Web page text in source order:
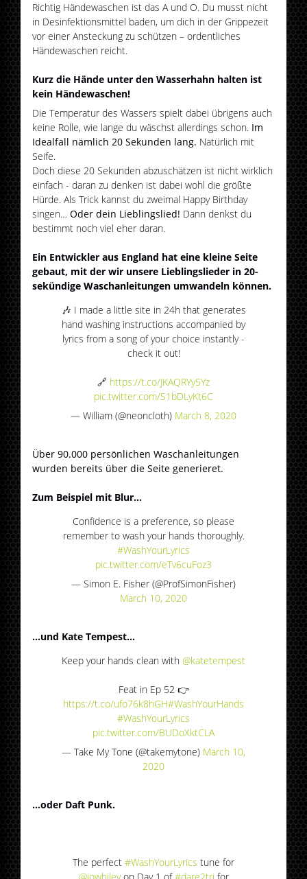
Richtig Händewaschen ist das A und O. Du musst nicht
in Desinfektionsmittel baden, um dich in der Grippezeit
vor einer Ansteckung zu schützen – ordentliches
Händewaschen reicht.
Kurz die Hände unter den Wasserhahn halten ist
kein Händewaschen!
Die Temperatur des Wassers spielt dabei übrigens auch
keine Rolle, wie lange du wäschst allerdings schon. Im
Idealfall nämlich 20 Sekunden lang. Natürlich mit
Seife.
Doch diese 20 Sekunden abzuschätzen ist nicht wirklich
einfach - daran zu denken ist dabei wohl die größte
Hürde. Als Trick kannst du zweimal Happy Birthday
singen…Oder dein Lieblingslied! Dann denkst du
bestimmt noch viel eher daran.
Ein Entwickler aus England hat eine kleine Seite
gebaut, mit der wir unsere Lieblingslieder in 20-
sekündige Waschanleitungen umwandeln können.
🎶 I made a little site in 24h that generates
hand washing instructions accompanied by
lyrics from a song of your choice instantly -
check it out!
🔗 https://t.co/JKAQRYy5Yz
pic.twitter.com/S1bDLyKt6C
— William (@neoncloth) March 8, 2020
Über 90.000 persönlichen Waschanleitungen
wurden bereits über die Seite generieret.
Zum Beispiel mit Blur...
Confidence is a preference, so please
remember to wash your hands thoroughly.
#WashYourLyrics
pic.twitter.com/eTv6cuFoz3
— Simon E. Fisher (@ProfSimonFisher)
March 10, 2020
...und Kate Tempest...
Keep your hands clean with @katetempest
Feat in Ep 52 👉
https://t.co/ufo76k8hGH#WashYourHands
#WashYourLyrics
pic.twitter.com/BUDoXktCLA
— Take My Tone (@takemytone) March 10,
2020
...oder Daft Punk.
The perfect #WashYourLyrics tune for
@jowhileyon Day 1 of#dare2tri for